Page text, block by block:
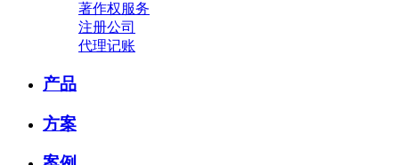
著作权服务
注册公司
代理记账
产品
方案